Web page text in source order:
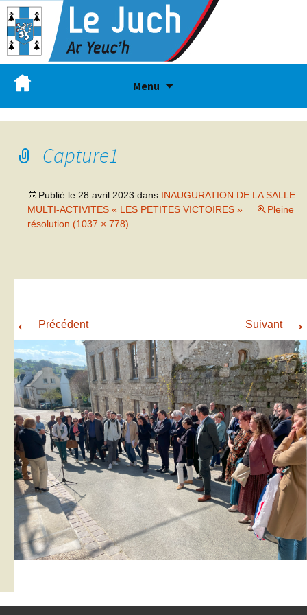
Menu
Capture1
Publié le 28 avril 2023 dans INAUGURATION DE LA SALLE
MULTI-ACTIVITES « LES PETITES VICTOIRES »
Pleine
résolution (1037 × 778)
← Précédent Suivant →